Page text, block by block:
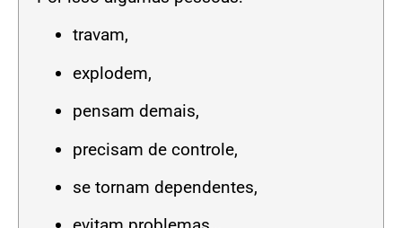
travam,
explodem,
pensam demais,
precisam de controle,
se tornam dependentes,